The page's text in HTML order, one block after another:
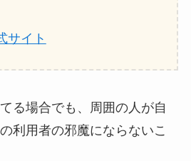
サイト
る場合でも、周囲の人が自
利用者の邪魔にならないこ